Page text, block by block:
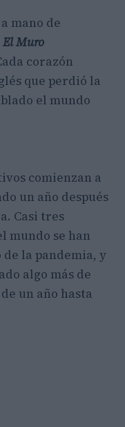
mano de
El Muro
corazón
que perdió la
el mundo
comienzan a
un año después
Casi tres
mundo se han
la pandemia, y
algo más de
un año hasta